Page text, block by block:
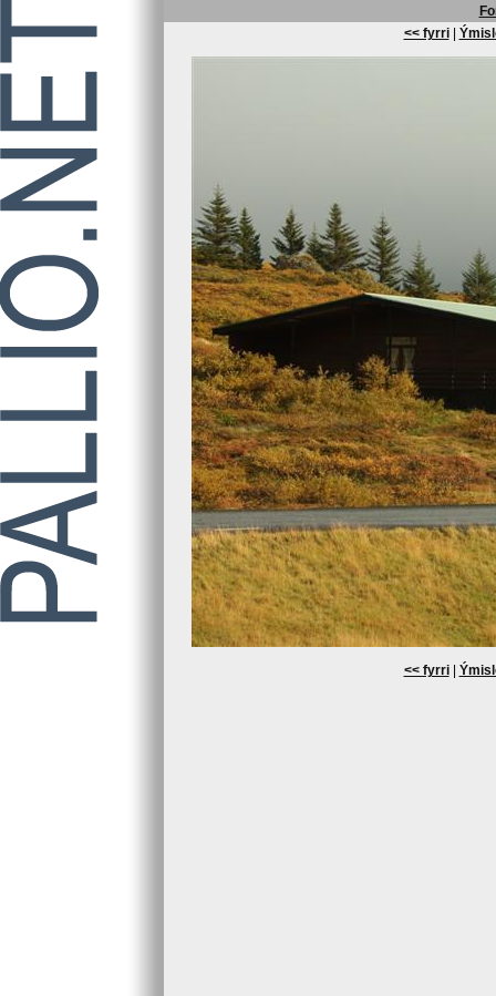
<< fyrri|
<< fyrri|